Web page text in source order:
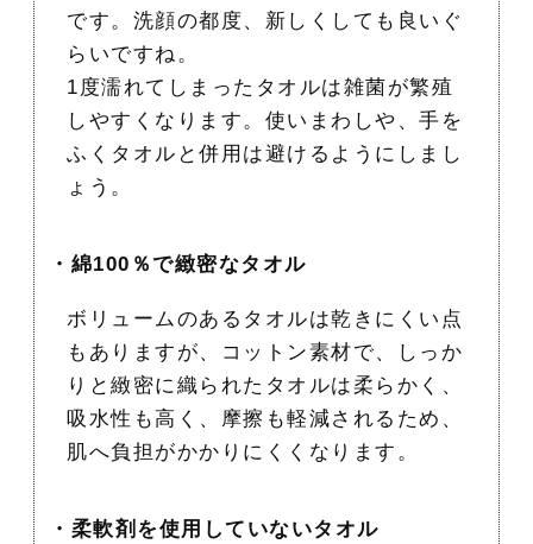
です。洗顔の都度、新しくしても良いぐ
らいですね。
1度濡れてしまったタオルは雑菌が繁殖
しやすくなります。使いまわしや、手を
ふくタオルと併用は避けるようにしまし
ょう。
・綿100％で緻密なタオル
ボリュームのあるタオルは乾きにくい点
もありますが、コットン素材で、しっか
りと緻密に織られたタオルは柔らかく、
吸水性も高く、摩擦も軽減されるため、
肌へ負担がかかりにくくなります。
・柔軟剤を使用していないタオル